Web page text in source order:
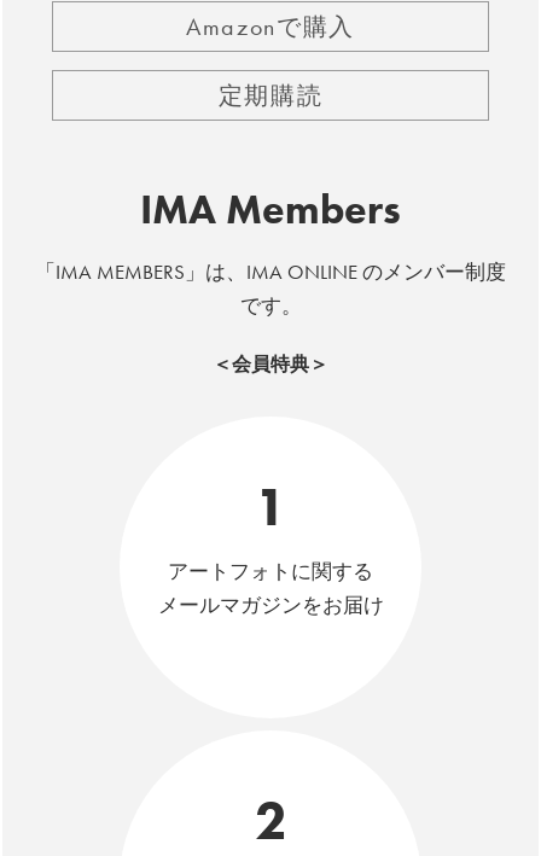
Amazonで購入
定期購読
IMA Members
「IMA MEMBERS」は、IMA ONLINE のメンバー制度
です。
＜会員特典＞
1
アートフォトに関する
メールマガジンをお届け
2